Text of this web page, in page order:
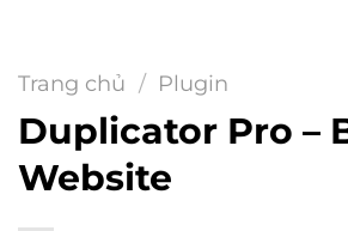
Trang chủ / Plugin
Duplicator Pro –
Website